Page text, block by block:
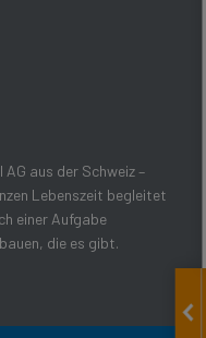
aus der Schweiz –
Lebenszeit begleitet
einer Aufgabe
die es gibt.